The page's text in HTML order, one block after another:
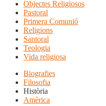
Objectes Religiosos
Pastoral
Primera Comunió
Religions
Santoral
Teologia
Vida religiosa
Biografies
Filosofia
Història
Amèrica